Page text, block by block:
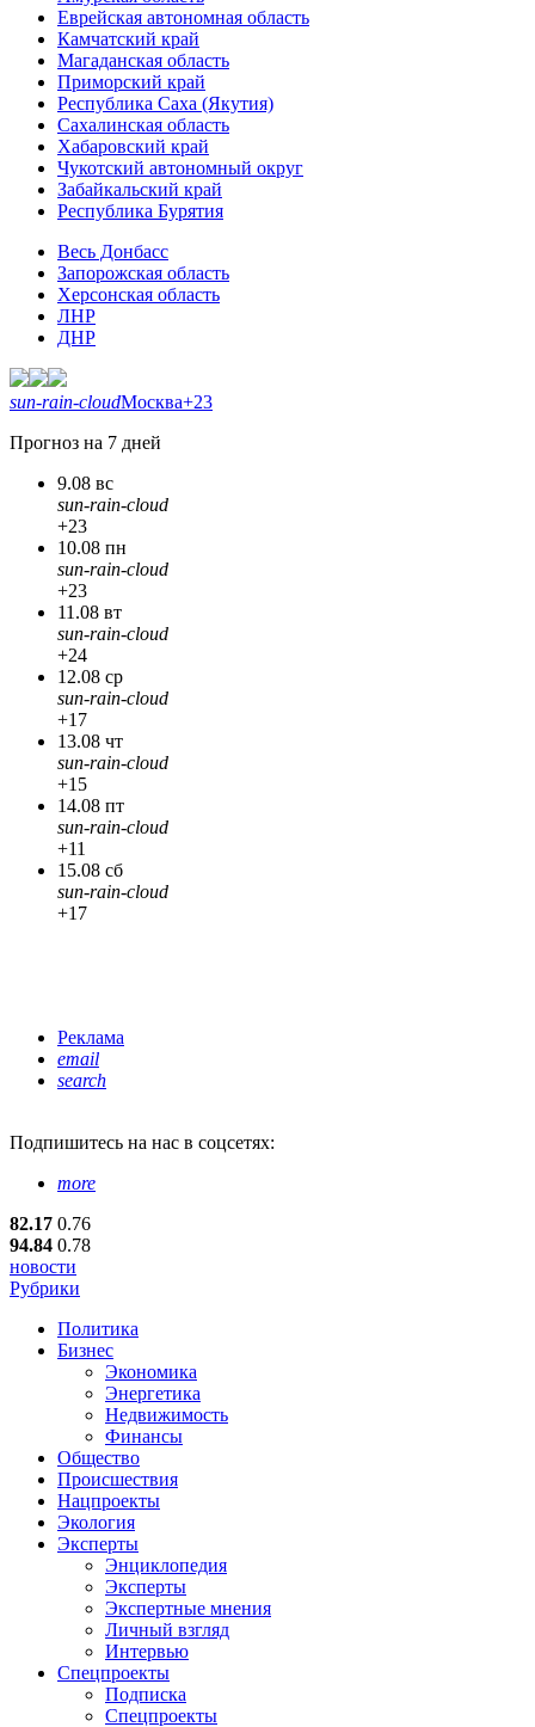
Еврейская автономная область
Камчатский край
Магаданская область
Приморский край
Республика Саха (Якутия)
Сахалинская область
Хабаровский край
Чукотский автономный округ
Забайкальский край
Республика Бурятия
Весь Донбасс
Запорожская область
Херсонская область
ЛНР
ДНР
sun-rain-cloudМосква+23
Прогноз на 7 дней
9.08 вс
sun-rain-cloud
+23
10.08 пн
sun-rain-cloud
+23
11.08 вт
sun-rain-cloud
+24
12.08 ср
sun-rain-cloud
+17
13.08 чт
sun-rain-cloud
+15
14.08 пт
sun-rain-cloud
+11
15.08 сб
sun-rain-cloud
+17
Реклама
email
search
Подпишитесь на нас в соцсетях:
more
82.17 0.76
94.84 0.78
новости
Рубрики
Политика
Бизнес
Экономика
Энергетика
Недвижимость
Финансы
Общество
Происшествия
Нацпроекты
Экология
Эксперты
Энциклопедия
Эксперты
Экспертные мнения
Личный взгляд
Интервью
Спецпроекты
Подписка
Спецпроекты